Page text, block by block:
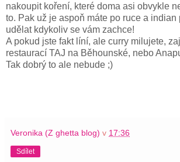
nakoupit koření, které doma asi obvykle
to. Pak už je aspoň máte po ruce a indian
udělat kdykoliv se vám zachce!
A pokud jste fakt líní, ale curry milujete,
restaurací TAJ na Běhounské, nebo
Tak dobrý to ale nebude ;)
Veronika (Z ghetta blog) v 17:36
Sdílet